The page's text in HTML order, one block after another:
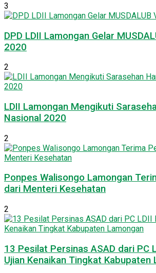
3
DPD LDII Lamongan Gelar
2020
2
LDII Lamongan Mengikuti
Nasional 2020
2
Ponpes Walisongo Lamongan
dari Menteri Kesehatan
2
13 Pesilat Persinas ASAD dari PC
Ujian Kenaikan Tingkat Kabupaten